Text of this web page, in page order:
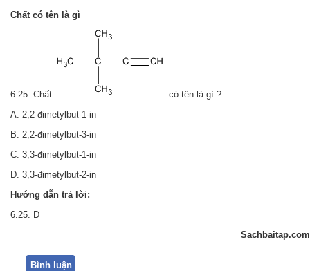
Chất có tên là gì
6.25. Chất
có tên là gì ?
A. 2,2-đimetylbut-1-in
B. 2,2-đimetylbut-3-in
C. 3,3-đimetylbut-1-in
D. 3,3-đimetylbut-2-in
Hướng dẫn trả lời:
6.25. D
Sachbaitap.com
Bình luận